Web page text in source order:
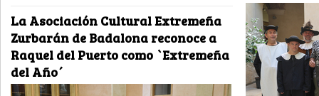
La Asociación Cultural Extremeña
Zurbarán de Badalona reconoce a
Raquel del Puerto como `Extremeña
del Año´